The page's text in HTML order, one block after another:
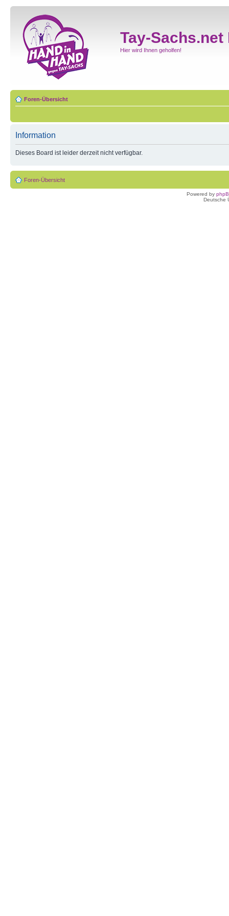
Tay-Sachs.net
Hier wird Ihnen geholfen!
Foren-Übersicht
Information
Dieses Board ist leider derzeit nicht verfügbar.
Foren-Übersicht
Powered by
Deutsche